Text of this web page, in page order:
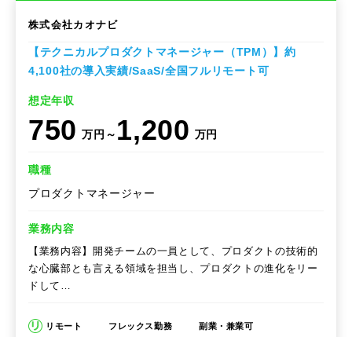
株式会社カオナビ
【テクニカルプロダクトマネージャー（TPM）】約
4,100社の導入実績/SaaS/全国フルリモート可
想定年収
750 万円～ 1,200 万円
職種
プロダクトマネージャー
業務内容
【業務内容】開発チームの一員として、プロダクトの技術的
な心臓部とも言える領域を担当し、プロダクトの進化をリー
ドして…
リモート フレックス勤務 副業・兼業可